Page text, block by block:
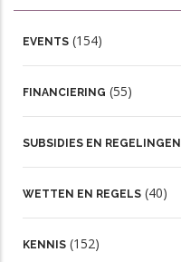
EVENTS (154)
FINANCIERING (55)
SUBSIDIES EN REGELINGEN
WETTEN EN REGELS (40)
KENNIS (152)